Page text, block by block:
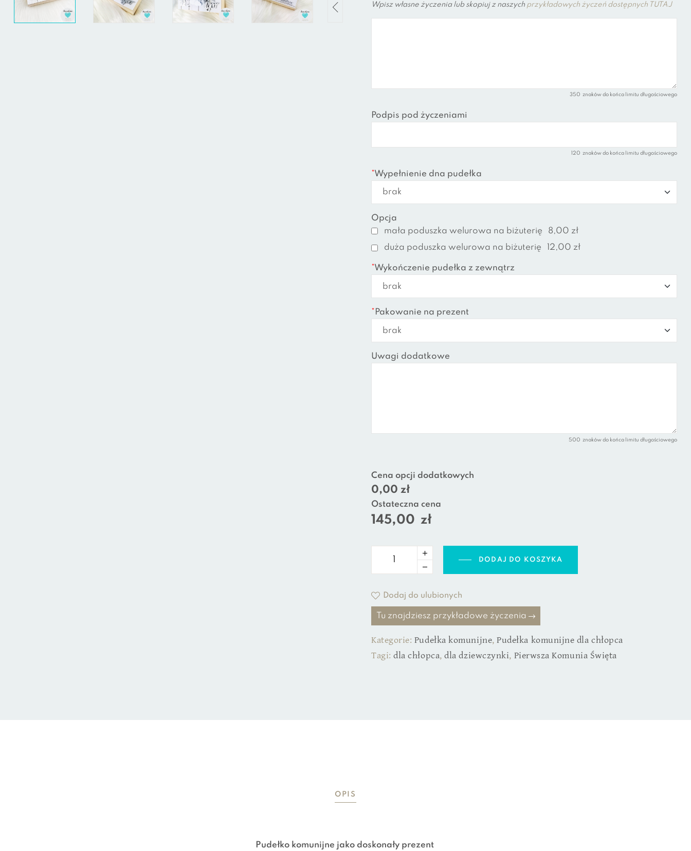
Wpisz własne życzenia lub skopiuj z naszych przykładowych życzeń dostępnych TUTAJ
350 znaków do końca limitu długościowego
Podpis pod życzeniami
120 znaków do końca limitu długościowego
*Wypełnienie dna pudełka
Opcja
mała poduszka welurowa na biżuterię
8,00 zł
duża poduszka welurowa na biżuterię
12,00 zł
*Wykończenie pudełka z zewnątrz
* Pakowanie na prezent
Uwagi dodatkowe
500 znaków do końca limitu długościowego
Cena opcji dodatkowych
0,00 zł
Ostateczna cena
145,00 zł
DODAJ DO KOSZYKA
Dodaj do ulubionych
Tu znajdziesz przykładowe życzenia
Kategorie: Pudełka komunijne,Pudełka komunijne dla chłopca
Tagi:dla chłopca,dla dziewczynki, Pierwsza Komunia Święta
OPIS
Pudełko komunijne jako doskonały prezent